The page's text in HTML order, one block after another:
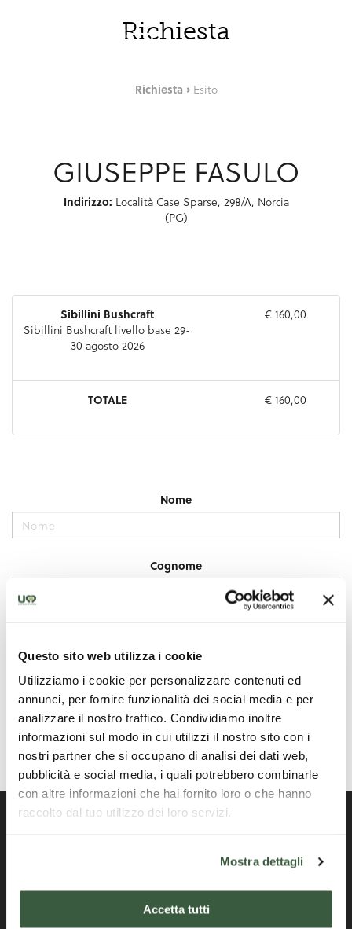
Questo sito web utilizza i cookie
Utilizziamo i cookie per personalizzare contenuti ed
annunci, per fornire funzionalità dei social media e per
analizzare il nostro traffico. Condividiamo inoltre
informazioni sul modo in cui utilizzi il nostro sito con i
nostri partner che si occupano di analisi dei dati web,
pubblicità e social media, i quali potrebbero combinarle
con altre informazioni che hai fornito loro o che hanno
raccolto dal tuo utilizzo dei loro servizi.
Mostra dettagli
Accetta tutti
Portale ufficiale della Regione Umbria